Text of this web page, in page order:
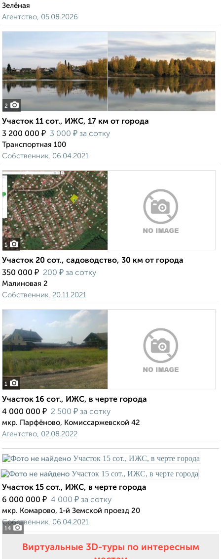
Зелёная
Агентство, 05.08.2026
2
Участок 11 сот., ИЖС, 17 км от города
3 200 000 ₽ 3 000 ₽ за сотку
Транспортная 100
Собственник, 06.04.2021
1
Участок 20 сот., садоводство, 30 км от города
350 000 ₽ 200 ₽ за сотку
Малиновая 2
Собственник, 20.11.2021
1
Участок 16 сот., ИЖС, в черте города
4 000 000 ₽ 2 500 ₽ за сотку
мкр. Парфёново, Комиссаржевской 42
Агентство, 02.08.2022
14
Участок 15 сот., ИЖС, в черте города
6 000 000 ₽ 4 000 ₽ за сотку
мкр. Комарово, 1-й Земской проезд 20
Собственник, 06.04.2021
Виртуальные 3D-туры по интересным